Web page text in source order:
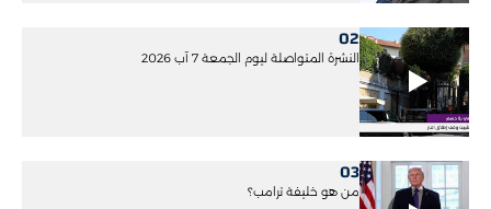
02
النشرة المتواصلة ليوم الجمعة 7 آب 2026
03
من هو خليفة ترامب؟